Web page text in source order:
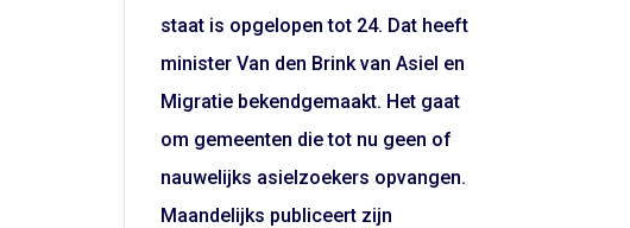
staat is opgelopen tot 24. Dat heeft
minister Van den Brink van Asiel en
Migratie bekendgemaakt. Het gaat
om gemeenten die tot nu geen of
nauwelijks asielzoekers opvangen.
Maandelijks publiceert zijn